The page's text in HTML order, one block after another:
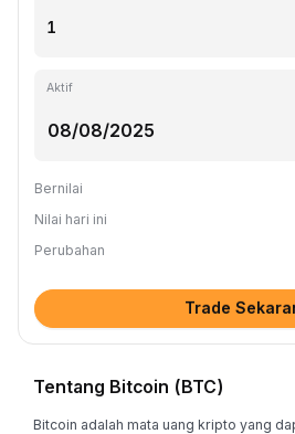
Aktif
Bernilai
Nilai hari ini
Perubahan
Trade
Tentang Bitcoin (BTC)
Bitcoin adalah mata uang kripto yang